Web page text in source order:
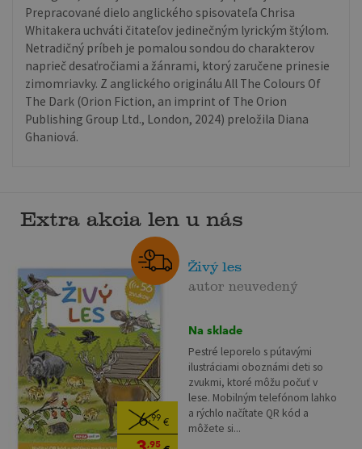
Prepracované dielo anglického spisovateľa Chrisa
Whitakera uchváti čitateľov jedinečným lyrickým štýlom.
Netradičný príbeh je pomalou sondou do charakterov
naprieč desaťročiami a žánrami, ktorý zaručene prinesie
zimomriavky. Z anglického originálu All The Colours Of
The Dark (Orion Fiction, an imprint of The Orion
Publishing Group Ltd., London, 2024) preložila Diana
Ghaniová.
Extra akcia len u nás
6,99 €
,95
Živý les
autor neuvedený
Na sklade
Pestré leporelo s pútavými
ilustráciami oboznámi deti so
zvukmi, ktoré môžu počuť v
lese. Mobilným telefónom lahko
a rýchlo načítate QR kód a
môžete si...